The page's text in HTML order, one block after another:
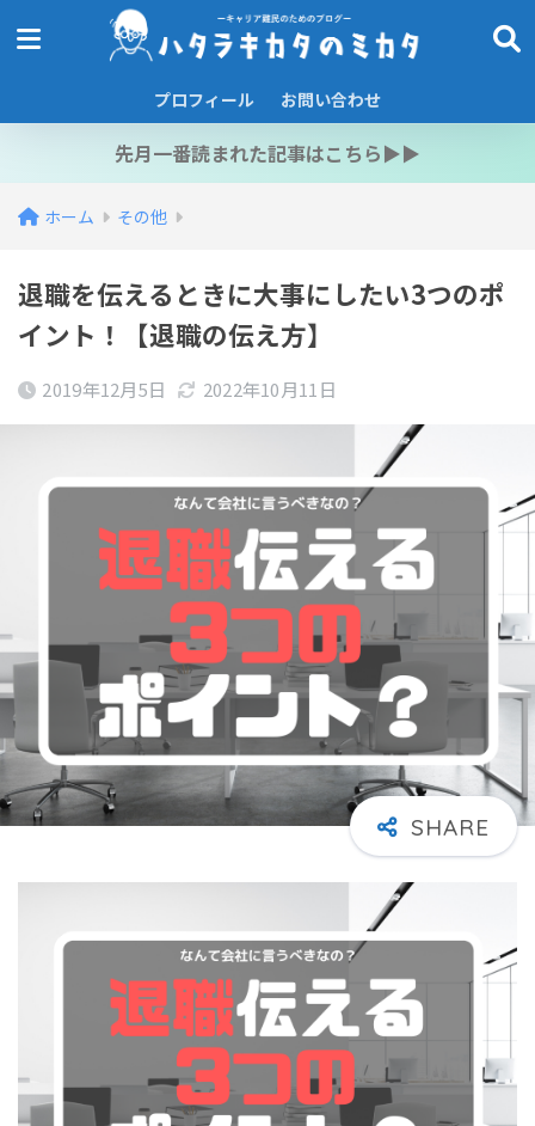
プロフィール お問い合わせ
先月一番読まれた記事はこちら▶︎▶︎
ホーム その他
退職を伝えるときに大事にしたい3つのポ
イント！【退職の伝え方】
2019年12月5日 2022年10月11日